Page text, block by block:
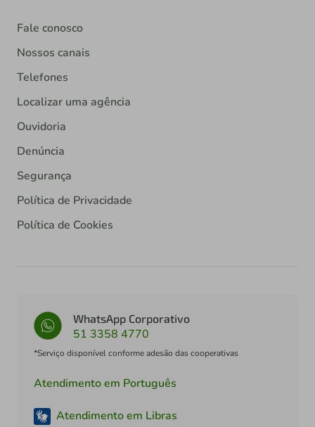
Fale conosco
Nossos canais
Telefones
Localizar uma agência
Ouvidoria
Denúncia
Segurança
Política de Privacidade
Política de Cookies
WhatsApp Corporativo
51 3358 4770
*Serviço disponível conforme adesão das cooperativas
Atendimento em Português
Atendimento em Libras